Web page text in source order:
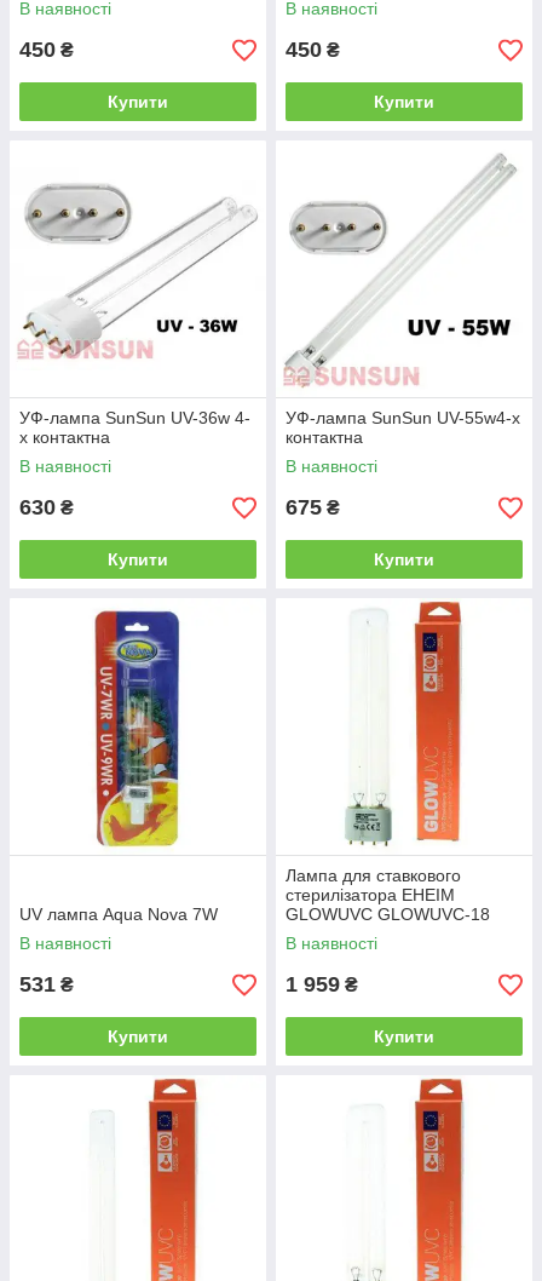
В наявності
450 ₴
Купити
В наявності
450 ₴
Купити
УФ-лампа SunSun UV-36w 4-
х контактна
В наявності
630 ₴
Купити
УФ-лампа SunSun UV-55w4-х
контактна
В наявності
675 ₴
Купити
UV лампа Aqua Nova 7W
В наявності
531 ₴
Купити
Лампа для ставкового
стерилізатора EHEIM
GLOWUVC GLOWUVC-18
В наявності
1 959 ₴
Купити